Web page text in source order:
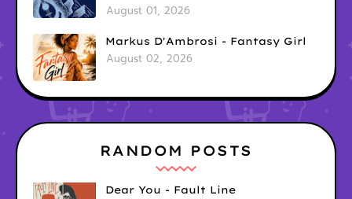
August 01, 2026
Markus D'Ambrosi - Fantasy Girl
August 02, 2026
RANDOM POSTS
Dear You - Fault Line